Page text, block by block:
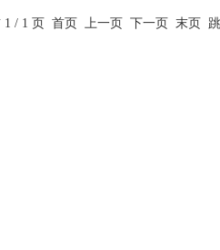
1 / 1 页 首页 上一页 下一页 末页